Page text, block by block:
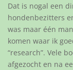
Dat is nogal een
hondenbezitters
was maar één
komen waar ik
“research”. Vele
afgezocht en na